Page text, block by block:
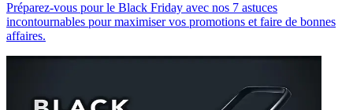
Préparez-vous pour le Black Friday avec nos 7 astuces
incontournables pour maximiser vos promotions et faire de bonnes
affaires.